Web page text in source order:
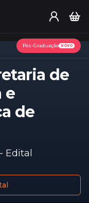
Pós-Graduação NOVO
de
e
de
Edital